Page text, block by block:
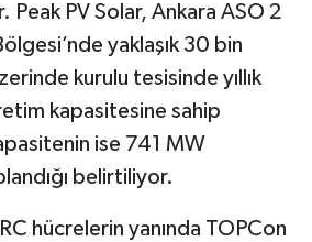
Peak PV Solar, Ankara ASO 2
yaklaşık 30 bin
kurulu tesisinde yıllık
kapasitesine sahip
ise 741 MW
belirtiliyor.
hücrelerin yanında TOPCon